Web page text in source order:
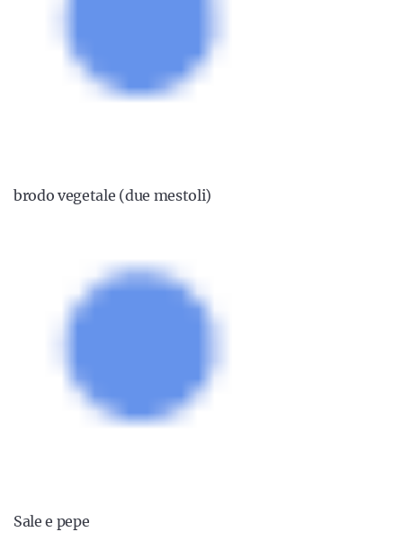
brodo vegetale (due mestoli)
Sale e pepe